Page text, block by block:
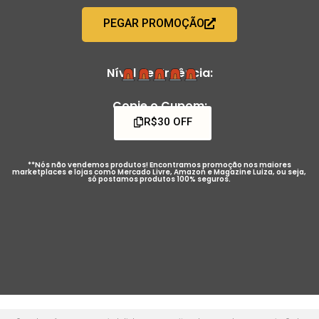
PEGAR PROMOÇÃO
Nível de Urgência:
Copie o Cupom:
R$30 OFF
**Nós não vendemos produtos! Encontramos promoção nos maiores
marketplaces e lojas como Mercado Livre, Amazon e Magazine Luiza, ou seja,
só postamos produtos 100% seguros.